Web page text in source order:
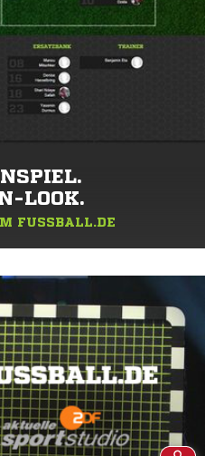
LOOK.
FUSSBALL.DE